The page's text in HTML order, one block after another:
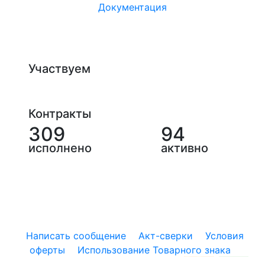
Документация
Участвуем
Контракты
309
исполнено
94
активно
Написать сообщение Акт-сверки
Условия
оферты
Использование Товарного знака